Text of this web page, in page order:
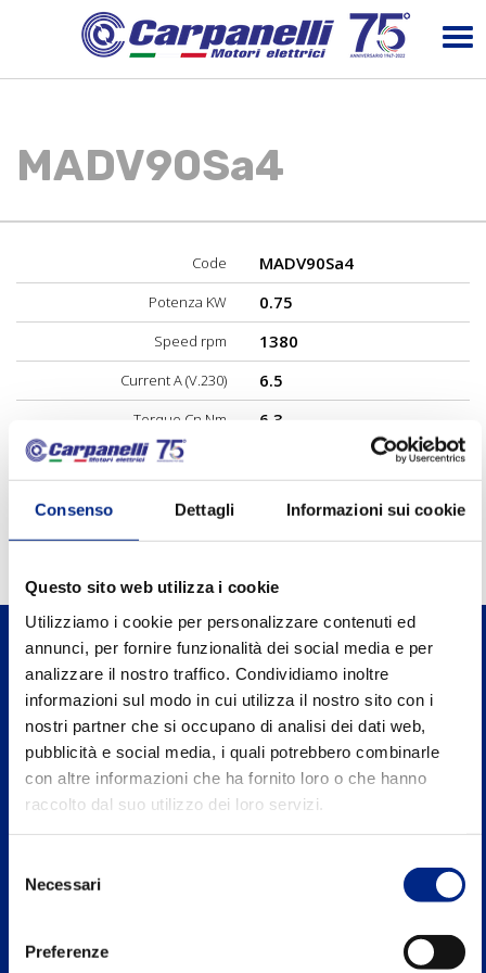
Consenso Dettagli Informazioni sui cookie
Questo sito web utilizza i cookie
Utilizziamo i cookie per personalizzare contenuti ed
annunci, per fornire funzionalità dei social media e per
analizzare il nostro traffico. Condividiamo inoltre
informazioni sul modo in cui utilizza il nostro sito con i
nostri partner che si occupano di analisi dei dati web,
pubblicità e social media, i quali potrebbero combinarle
con altre informazioni che ha fornito loro o che hanno
raccolto dal suo utilizzo dei loro servizi.
delNecessari
Preferenze
MADV90Sa4
Code MADV90Sa4
Potenza KW 0.75
Speed rpm 1380
Current A (V.230) 6.5
Torque Cn Nm 6.3
Performance %
0.96
Carpanelli Motori Elettrici S.p.A. a Socio
Unico
Via 2 Agosto 1980, n.5, 40016 S.Giorgio di Piano